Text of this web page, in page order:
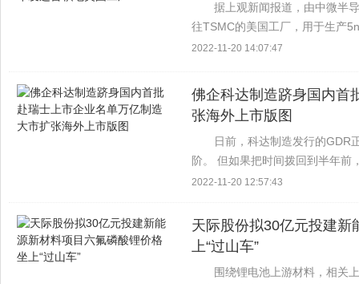
据上观新闻报道，由中微半
往TSMC的美国工厂，用于生产
司在当前上海疫情期间坚持闭环
2022-11-20 14:07:47
佛企科达制造跻身国内首
张海外上市版图
日前，科达制造发行的GDR
阶。 但如果把时间拨回到半年前
时在a股和瑞士上市的公司此前
2022-11-20 12:57:43
天际股份拟30亿元投建新
上“过山车”
围绕锂电池上游材料，相关